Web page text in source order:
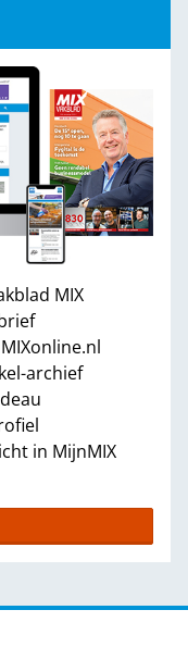
MIX
archief
in MijnMIX